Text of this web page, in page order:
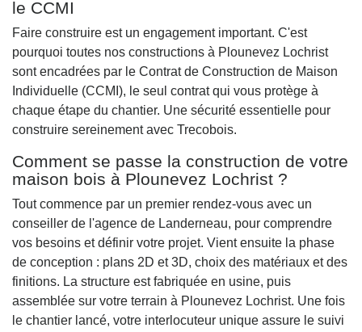
le CCMI
Faire construire est un engagement important. C'est
pourquoi toutes nos constructions à Plounevez Lochrist
sont encadrées par le Contrat de Construction de Maison
Individuelle (CCMI), le seul contrat qui vous protège à
chaque étape du chantier. Une sécurité essentielle pour
construire sereinement avec Trecobois.
Comment se passe la construction de votre
maison bois à Plounevez Lochrist ?
Tout commence par un premier rendez-vous avec un
conseiller de l'agence de Landerneau, pour comprendre
vos besoins et définir votre projet. Vient ensuite la phase
de conception : plans 2D et 3D, choix des matériaux et des
finitions. La structure est fabriquée en usine, puis
assemblée sur votre terrain à Plounevez Lochrist. Une fois
le chantier lancé, votre interlocuteur unique assure le suivi